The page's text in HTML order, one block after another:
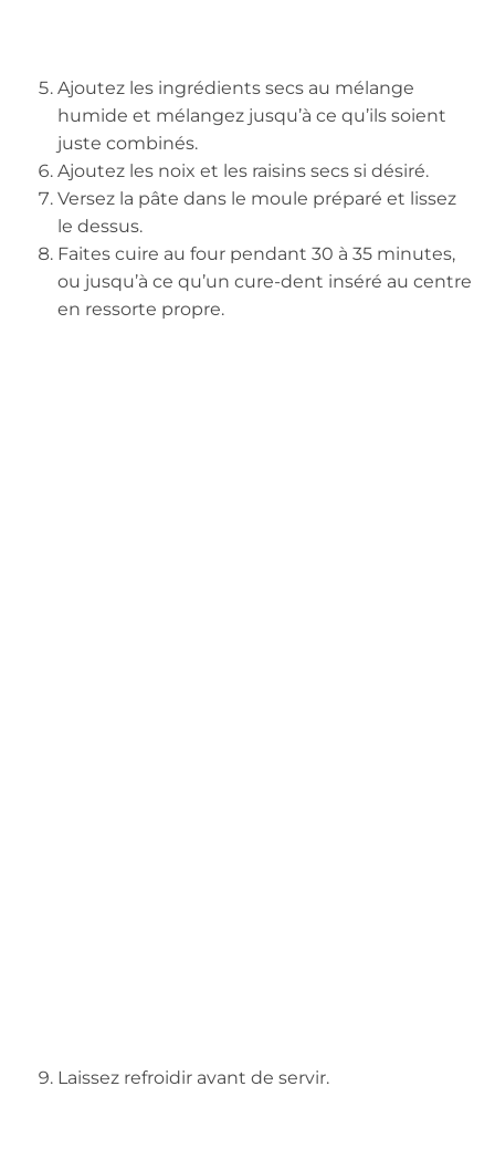
Ajoutez les ingrédients secs au mélange
humide et mélangez jusqu’à ce qu’ils soient
juste combinés.
Ajoutez les noix et les raisins secs si désiré.
Versez la pâte dans le moule préparé et lissez
le dessus.
Faites cuire au four pendant 30 à 35 minutes,
ou jusqu’à ce qu’un cure-dent inséré au centre
en ressorte propre.
Laissez refroidir avant de servir.